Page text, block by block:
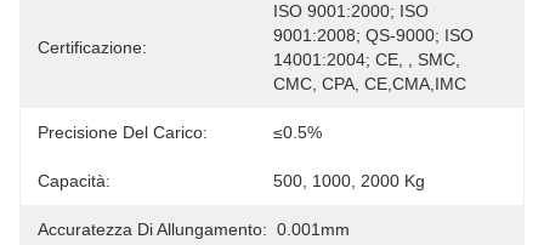
Certificazione:
ISO 9001:2000; ISO
9001:2008; QS-9000; ISO
14001:2004; CE, , SMC,
CMC, CPA, CE,CMA,IMC
Precisione Del Carico: ≤0.5%
Capacità: 500, 1000, 2000 Kg
Accuratezza Di Allungamento: 0.001mm